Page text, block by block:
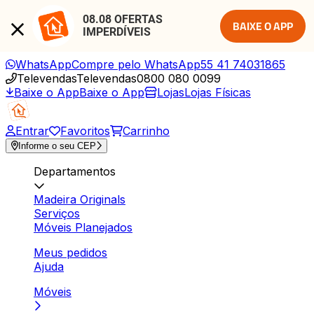
08.08 OFERTAS
IMPERDÍVEIS
BAIXE O APP
WhatsAppCompre pelo WhatsApp55 41 74031865
TelevendasTelevendas0800 080 0099
Baixe o AppBaixe o App LojasLojas Físicas
Entrar Favoritos Carrinho
Informe o seu CEP
Departamentos
Madeira Originals
Serviços
Móveis Planejados
Meus pedidos
Ajuda
Móveis